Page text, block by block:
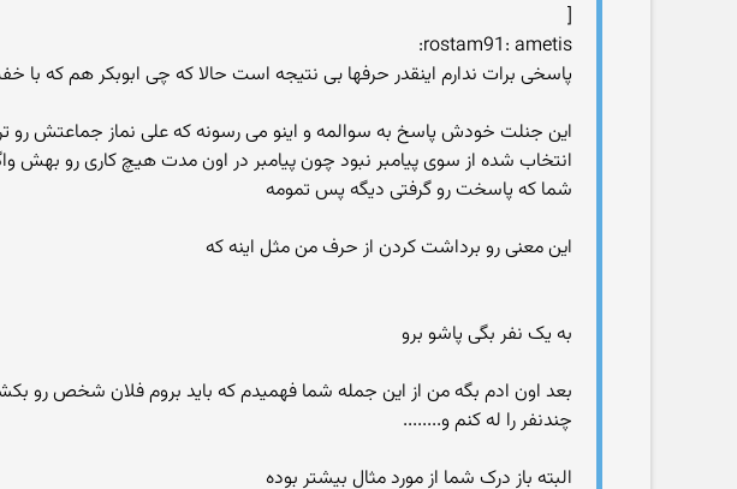
[
rostam91: ametis:
پاسخی برات ندارم اینقدر حرفها بی نتیجه است حالا که چی ابوبکر هم که با
این جنلت خودش پاسخ به سوالمه و اینو می رسونه که علی نماز جماعتش رو
انتخاب شده از سوی پیامبر نبود چون پیامبر در اون مدت هیچ کاری رو بهش
شما که پاسخت رو گرفتی دیگه پس تمومه
این معنی رو برداشت کردن از حرف من مثل اینه که
به یک نفر بگی پاشو برو
بعد اون ادم بگه من از این جمله شما فهمیدم که باید بروم فلان شخص رو
چندنفر را له کنم و........
البته باز درک شما از مورد مثال بیشتر بوده